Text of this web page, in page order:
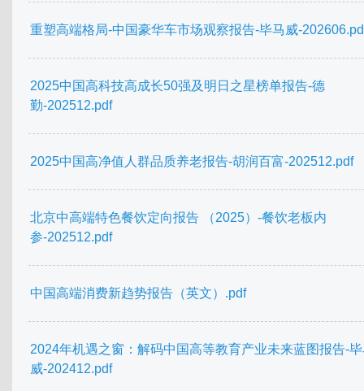
重塑高端格局-中国豪华车市场观察报告-毕马威-
2025中国高科技高成长50强及明日之星榜单报告-德
勤-202512.pdf
2025中国高净值人群品质养老报告-胡润百富-202512.pdf
北京中高端特色餐饮定向报告 （2025）-餐饮老板内
参-202512.pdf
中国高端消费新趋势报告（英文）.pdf
2024年机遇之窗：解码中国高等教育产业未来蓝图报告-
威-202412.pdf